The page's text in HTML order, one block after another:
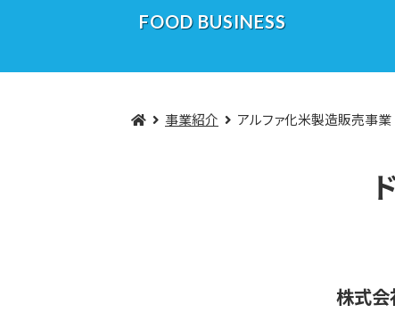
FOOD BUSINESS
事業紹介 アルファ化米製造販売事業
株式会